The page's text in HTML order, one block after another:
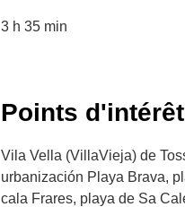
3 h 35 min
Points d'intérêt
Vila Vella (VillaVieja) de
urbanización Playa Brava,
cala Frares, playa de Sa